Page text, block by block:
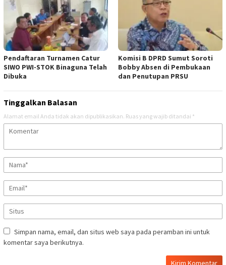
Pendaftaran Turnamen Catur
SIWO PWI-STOK Binaguna Telah
Dibuka
Komisi B DPRD Sumut Soroti
Bobby Absen di Pembukaan
dan Penutupan PRSU
Tinggalkan Balasan
Alamat email Anda tidak akan dipublikasikan. Ruas yang wajib ditandai *
Simpan nama, email, dan situs web saya pada peramban ini untuk
komentar saya berikutnya.